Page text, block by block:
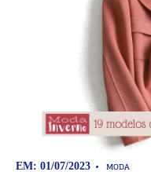
EM: 01/07/2023 MODA